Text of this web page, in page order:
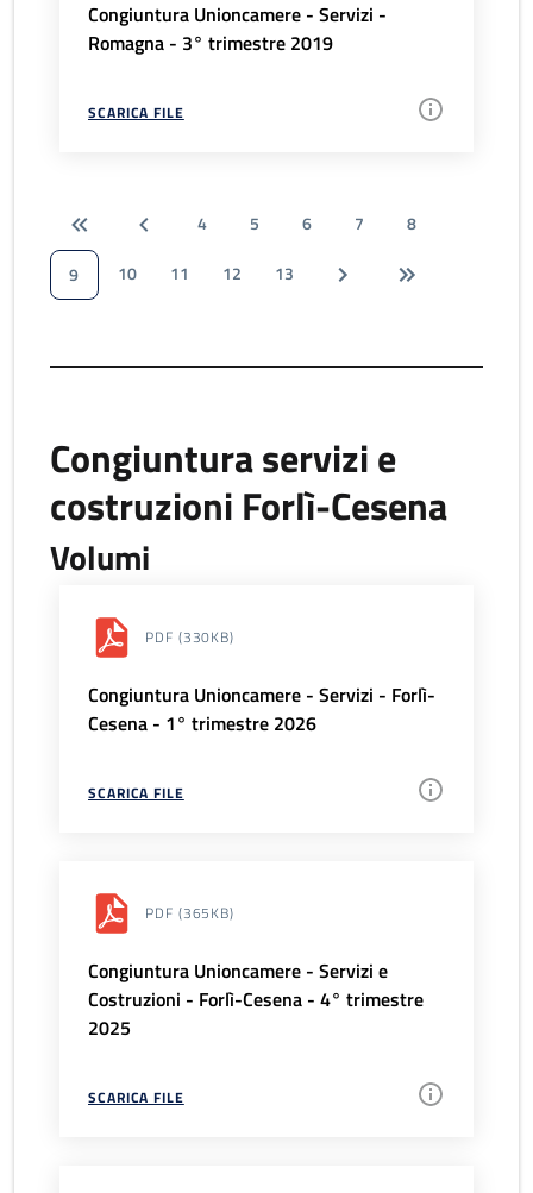
Congiuntura Unioncamere - Servizi -
Romagna - 3° trimestre 2019
SCARICA FILE
4 5 6 7
8
9
10 11 12 13
Congiuntura servizi e
costruzioni Forlì-Cesena
Volumi
PDF (330KB)
Congiuntura Unioncamere - Servizi - Forlì-
Cesena - 1° trimestre 2026
SCARICA FILE
PDF (365KB)
Congiuntura Unioncamere - Servizi e
Costruzioni - Forlì-Cesena - 4° trimestre
2025
SCARICA FILE